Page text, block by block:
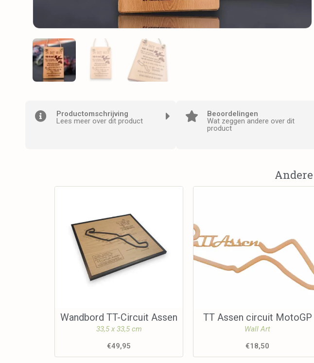
Productomschrijving
Lees meer over dit product
Beoordelingen
Wat zeggen andere over dit
product
Wandbord TT-Circuit Assen
33,5 x 33,5 cm
€49,95
TT Assen circuit MotoGP
Wall Art
€18,50